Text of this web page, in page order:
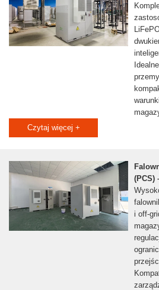
Czytaj więcej +
(PCS)
i